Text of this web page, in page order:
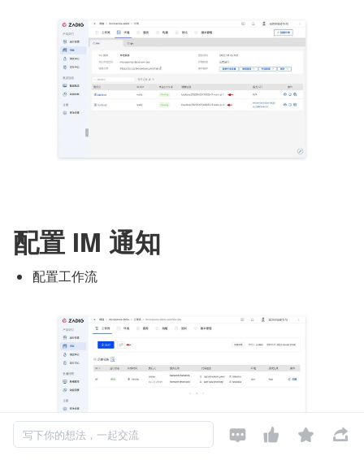
配置 IM 通知
配置工作流
写下你的想法，一起交流    